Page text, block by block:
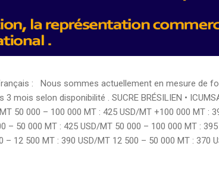
: Nous sommes actuellement en mesure de
mois selon disponibilité . SUCRE BRÉSILIEN •
50 000 – 100 000 MT : 425 USD/MT +100 000 MT :
– 50 000 MT : 425 USD/MT 50 000 – 100 000 MT :
– 12 500 MT : 390 USD/MT 12 500 – 50 000 MT : 370
• Brazilian chicken breast : 3350 USD/MT •
MT • Pasta : 1420 USD/MT • Flour : 425 USD/MT •